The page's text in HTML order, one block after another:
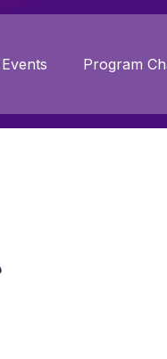
Events Program